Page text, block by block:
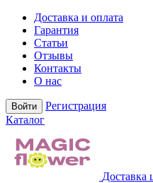
Доставка и оплата
Гарантия
Статьи
Отзывы
Контакты
О нас
Войти
Регистрация
Каталог
Доставка